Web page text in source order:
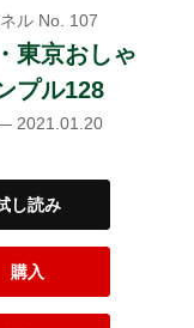
ル No. 107
東京おしゃ
プル128
2021.01.20
し読み
購入